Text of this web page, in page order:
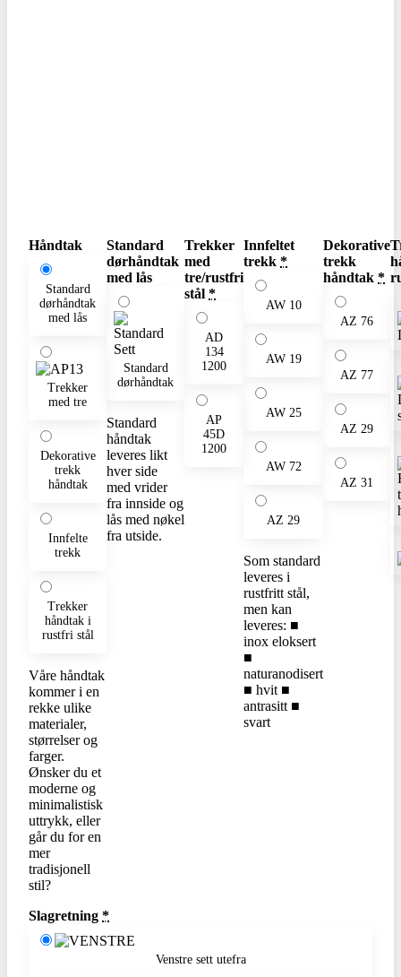
Håndtak
Standard
dørhåndtak
med lås
Trekker
med tre
Dekorative
trekk
håndtak
Innfelte
trekk
Trekker
håndtak i
rustfri stål
Våre håndtak
kommer i en
rekke ulike
materialer,
størrelser og
farger.
Ønsker du et
moderne og
minimalistisk
uttrykk, eller
går du for en
mer
tradisjonell
stil?
Standard
dørhåndtak
med lås
Standard
dørhåndtak
Standard
håndtak
leveres likt
hver side
med vrider
fra innside og
lås med nøkel
fra utside.
Trekker
med
tre/rustfri
stål *
AD
134
1200
AP
45D
1200
Innfeltet
trekk *
AW 10
AW 19
AW 25
AW 72
AZ 29
Som standard
leveres i
rustfritt stål,
men kan
leveres: ■
inox eloksert
■
naturanodisert
■ hvit ■
antrasitt ■
svart
Dekorative
trekk
håndtak *
AZ 76
AZ 77
AZ 29
AZ 31
Slagretning *
Venstre sett utefra